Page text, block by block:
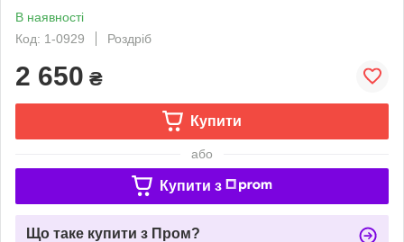
В наявності
Код: 1-0929
Роздріб
2 650 ₴
Купити
або
Купити з
Що таке купити з Пром?